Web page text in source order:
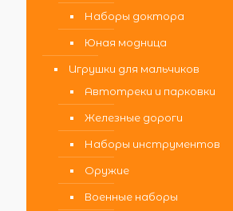
Наборы доктора
Юная модница
Игрушки для мальчиков
Автотреки и парковки
Железные дороги
Наборы инструментов
Оружие
Военные наборы